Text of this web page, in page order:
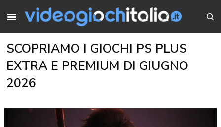
SCOPRIAMO I GIOCHI PS PLUS
EXTRA E PREMIUM DI GIUGNO
2026